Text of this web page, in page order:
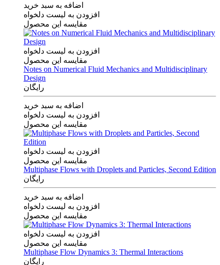
اضافه به سبد خرید
افزودن به لیست دلخواه
مقایسه این محصول
افزودن به لیست دلخواه
مقایسه این محصول
Notes on Numerical Fluid Mechanics and Multidisciplinary
Design
رایگان
اضافه به سبد خرید
افزودن به لیست دلخواه
مقایسه این محصول
افزودن به لیست دلخواه
مقایسه این محصول
Multiphase Flows with Droplets and Particles, Second Edition
رایگان
اضافه به سبد خرید
افزودن به لیست دلخواه
مقایسه این محصول
افزودن به لیست دلخواه
مقایسه این محصول
Multiphase Flow Dynamics 3: Thermal Interactions
رایگان